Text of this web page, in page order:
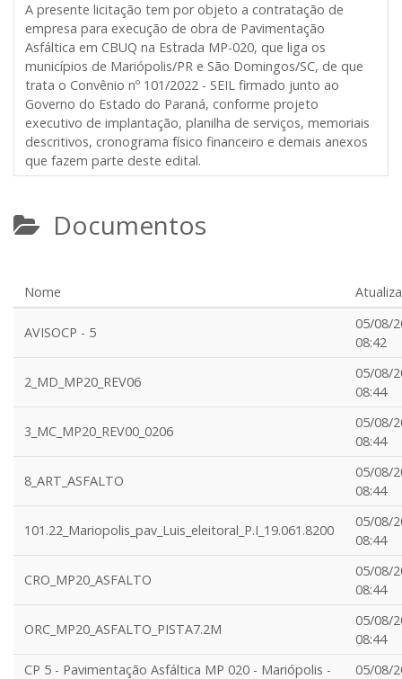
A presente licitação tem por objeto a contratação de
empresa para execução de obra de Pavimentação
Asfáltica em CBUQ na Estrada MP-020, que liga os
municípios de Mariópolis/PR e São Domingos/SC, de que
trata o Convênio nº 101/2022 - SEIL firmado junto ao
Governo do Estado do Paraná, conforme projeto
executivo de implantação, planilha de serviços, memoriais
descritivos, cronograma físico financeiro e demais anexos
que fazem parte deste edital.
Documentos
Nome
AVISOCP - 5
05/08/
08:42
2_MD_MP20_REV06
05/08/
08:44
3_MC_MP20_REV00_0206
05/08/
08:44
8_ART_ASFALTO
05/08/
08:44
101.22_Mariopolis_pav_Luis_eleitoral_P.I_19.061.8200
05/08/
08:44
CRO_MP20_ASFALTO
05/08/
08:44
ORC_MP20_ASFALTO_PISTA7.2M
05/08/
08:44
CP 5 - Pavimentação Asfáltica MP 020 - Mariópolis -
05/08/